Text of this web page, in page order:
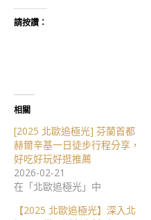
請按讚：
相關
[2025 北歐追極光] 芬蘭首都
赫爾辛基一日徒步行程分享，
好吃好玩好逛推薦
2026-02-21
在「北歐追極光」中
【2025 北歐追極光】深入北